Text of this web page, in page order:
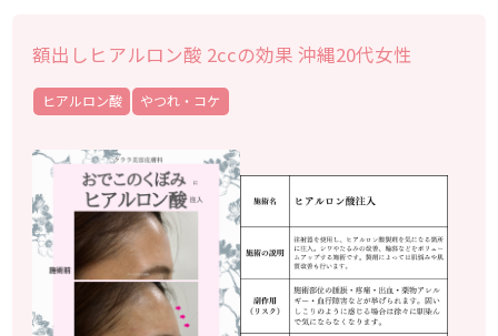
額出しヒアルロン酸 2ccの効果 沖縄20代女性
ヒアルロン酸 やつれ・コケ